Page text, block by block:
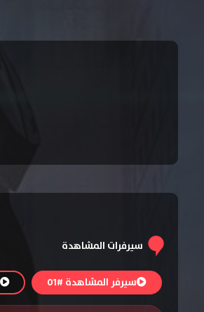
سيرفرات المشاهدة
سيرفر المشاهدة #01